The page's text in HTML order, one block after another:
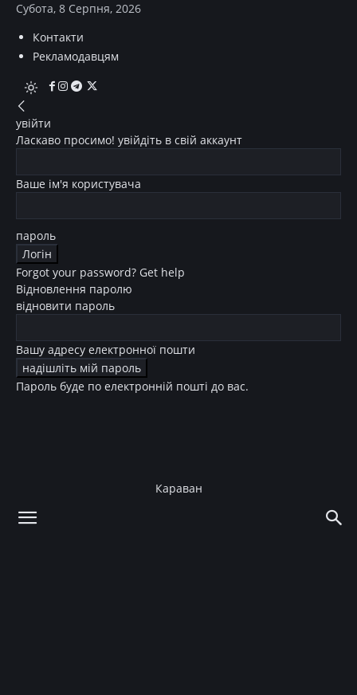
Субота, 8 Серпня, 2026
Контакти
Рекламодавцям
увійти
Ласкаво просимо! увійдіть в свій аккаунт
Ваше ім'я користувача
пароль
Forgot your password? Get help
Відновлення паролю
відновити пароль
Вашу адресу електронної пошти
Пароль буде по електронній пошті до вас.
Караван